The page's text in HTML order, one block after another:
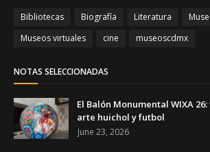
Bibliotecas Biografía Literatura
Museos virtuales
cine museoscdmx
NOTAS SELECCIONADAS
El Balón Monumental WIXA
arte huichol y futbol
June 23, 2026